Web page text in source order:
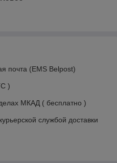
почта (EMS Belpost)
)
МКАД ( бесплатно )
службой доставки